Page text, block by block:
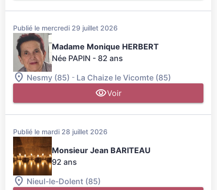
Publié le mercredi 29 juillet 2026
Madame Monique HERBERT
Née PAPIN - 82 ans
Nesmy (85) - La Chaize le Vicomte (85)
Voir
Publié le mardi 28 juillet 2026
Monsieur Jean BARITEAU
92 ans
Nieul-le-Dolent (85)